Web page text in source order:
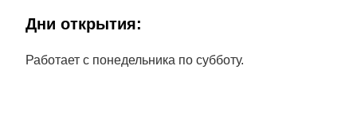
Дни открытия:
Работает с понедельника по субботу.